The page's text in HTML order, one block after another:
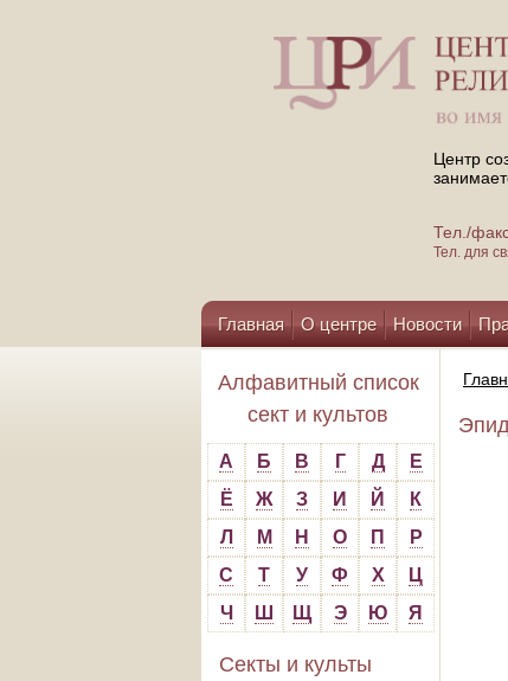
Центр
Тел./
Тел. для
Главная О центре Новости
Помощь центру
Алфавитный список
сект и культов
А Б В Г Д
Е
Ё
Ж З И Й
К
Л
М Н О П
Р
С
Т У Ф Х
Ц
Ч
Ш Щ Э Ю Я
Секты и культы